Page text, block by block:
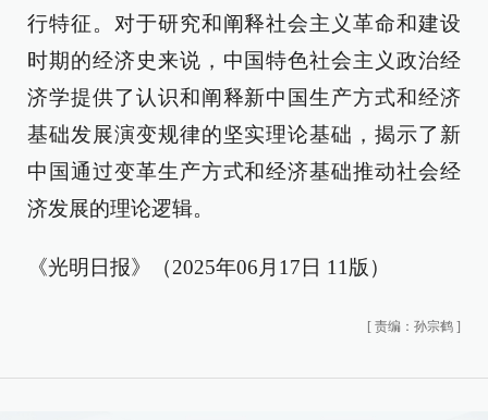
行特征。对于研究和阐释社会主义革命和建设
时期的经济史来说，中国特色社会主义政治经
济学提供了认识和阐释新中国生产方式和经济
基础发展演变规律的坚实理论基础，揭示了新
中国通过变革生产方式和经济基础推动社会经
济发展的理论逻辑。
《光明日报》（2025年06月17日 11版）
[ 责编：孙宗鹤 ]